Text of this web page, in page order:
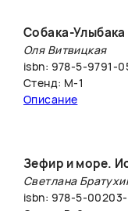
Собака-Улыбака
Оля Витвицкая
isbn: 978-5-9791-
Стенд: М-1
Описание
Зефир и море.
Светлана
isbn: 978-5-